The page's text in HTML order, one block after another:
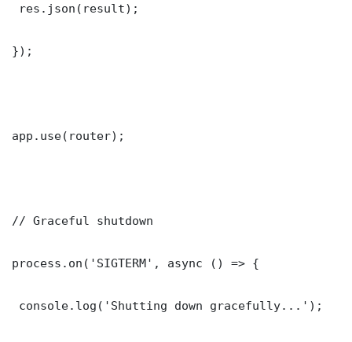
res.json(result);
});
app.use(router);
// Graceful shutdown
process.on('SIGTERM', async () => {
console.log('Shutting down gracefully...');